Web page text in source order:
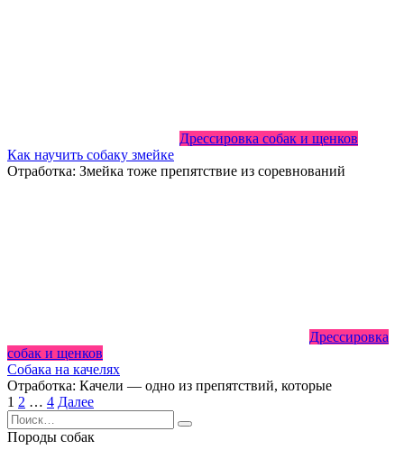
Дрессировка собак и щенков
Как научить собаку змейке
Отработка: Змейка тоже препятствие из соревнований
Дрессировка
собак и щенков
Собака на качелях
Отработка: Качели — одно из препятствий, которые
Пагинация
записей
1 2 … 4 Далее
Search
for:
Породы собак